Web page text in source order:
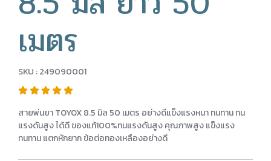
เมตร
SKU : 249090001
สายพ่นยา TOYOX 8.5 มิล 50 เมตร อย่างดีแข็งแรงหนา ทนทาน ทน
แรงดันสูง ได้ดี ของแท้100%ทนแรงดันสูง คุณภาพสูง แข็งแรง
ทนทาน แตกหักยาก ข้อต่อทองเหลืองอย่างดี